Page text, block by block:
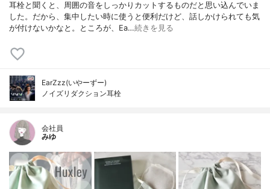
耳栓と聞くと、周囲の音をしっかりカットするものだと思い込んでいま
した。だから、集中したい時に使うと便利だけど、話しかけられても気
が付けないかなと。ところが、Ea…続きを見る
EarZzz(いやーずー)
ノイズリダクション耳栓
会社員
みゆ